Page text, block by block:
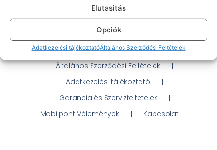
Elutasitás
Opciók
Adatkezelési tájékoztatóÁltalános Szerződési Feltételek
Probléma jelentés / Elállás
OTP Áruhitel Tájékoztató
Klarna fizetési tájékoztató
Általános Szerződési Feltételek
Adatkezelési tájékoztató
Garancia és Szervizfeltételek
Mobilpont Vélemények
Kapcsolat